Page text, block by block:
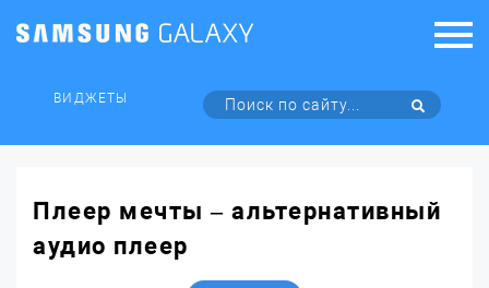
ВИДЖЕТЫ
Плеер мечты – альтернативный
аудио плеер